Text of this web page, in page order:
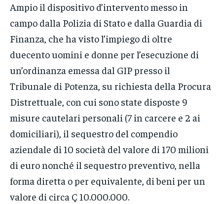
Ampio il dispositivo d’intervento messo in
campo dalla Polizia di Stato e dalla Guardia di
Finanza, che ha visto l’impiego di oltre
duecento uomini e donne per l’esecuzione di
un’ordinanza emessa dal GIP presso il
Tribunale di Potenza, su richiesta della Procura
Distrettuale, con cui sono state disposte 9
misure cautelari personali (7 in carcere e 2 ai
domiciliari), il sequestro del compendio
aziendale di 10 società del valore di 170 milioni
di euro nonché il sequestro preventivo, nella
forma diretta o per equivalente, di beni per un
valore di circa Ç 10.000.000.